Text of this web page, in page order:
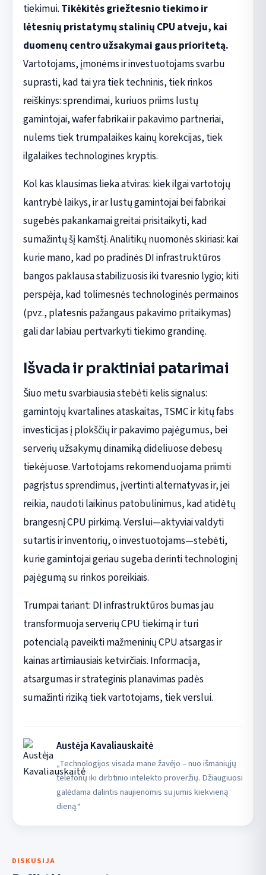
tiekimui. Tikėkitės griežtesnio tiekimo ir
lėtesnių pristatymų stalinių CPU atveju, kai
duomenų centro užsakymai gaus prioritetą.
Vartotojams, įmonėms ir investuotojams svarbu
suprasti, kad tai yra tiek techninis, tiek rinkos
reiškinys: sprendimai, kuriuos priims lustų
gamintojai, wafer fabrikai ir pakavimo partneriai,
nulems tiek trumpalaikes kainų korekcijas, tiek
ilgalaikes technologines kryptis.
Kol kas klausimas lieka atviras: kiek ilgai vartotojų
kantrybė laikys, ir ar lustų gamintojai bei fabrikai
sugebės pakankamai greitai prisitaikyti, kad
sumažintų šį kamštį. Analitikų nuomonės skiriasi: kai
kurie mano, kad po pradinės DI infrastruktūros
bangos paklausa stabilizuosis iki tvaresnio lygio; kiti
perspėja, kad tolimesnės technologinės permainos
(pvz., platesnis pažangaus pakavimo pritaikymas)
gali dar labiau pertvarkyti tiekimo grandinę.
Išvada ir praktiniai patarimai
Šiuo metu svarbiausia stebėti kelis signalus:
gamintojų kvartalines ataskaitas, TSMC ir kitų fabs
investicijas į plokščių ir pakavimo pajėgumus, bei
serverių užsakymų dinamiką dideliuose debesų
tiekėjuose. Vartotojams rekomenduojama priimti
pagrįstus sprendimus, įvertinti alternatyvas ir, jei
reikia, naudoti laikinus patobulinimus, kad atidėtų
brangesnį CPU pirkimą. Verslui—aktyviai valdyti
sutartis ir inventorių, o investuotojams—stebėti,
kurie gamintojai geriau sugeba derinti technologinį
pajėgumą su rinkos poreikiais.
Trumpai tariant: DI infrastruktūros bumas jau
transformuoja serverių CPU tiekimą ir turi
potencialą paveikti mažmeninių CPU atsargas ir
kainas artimiausiais ketvirčiais. Informacija,
atsargumas ir strateginis planavimas padės
sumažinti riziką tiek vartotojams, tiek verslui.
Austėja Kavaliauskaitė
„Technologijos visada mane žavėjo – nuo išmaniųjų
telefonų iki dirbtinio intelekto proveržių. Džiaugiuosi
galėdama dalintis naujienomis su jumis kiekvieną
dieną.“
DISKUSIJA